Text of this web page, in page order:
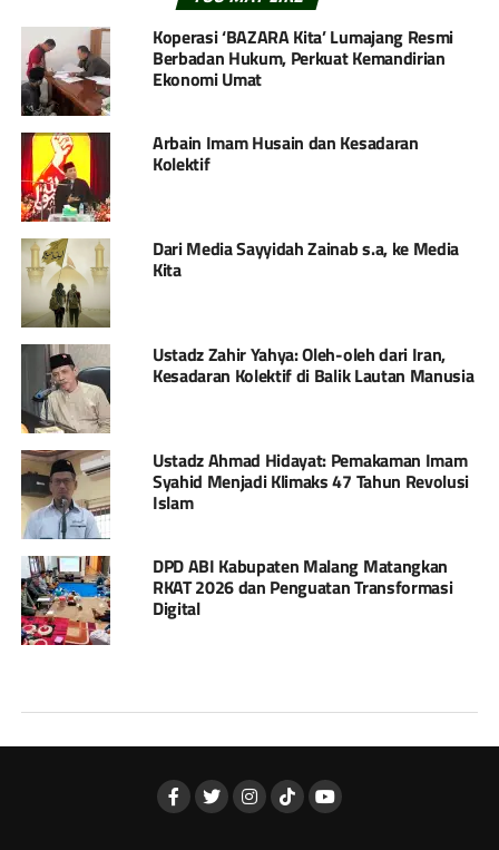
Koperasi ‘BAZARA Kita’ Lumajang Resmi
Berbadan Hukum, Perkuat Kemandirian
Ekonomi Umat
Arbain Imam Husain dan Kesadaran
Kolektif
Dari Media Sayyidah Zainab s.a, ke Media
Kita
Ustadz Zahir Yahya: Oleh-oleh dari Iran,
Kesadaran Kolektif di Balik Lautan Manusia
Ustadz Ahmad Hidayat: Pemakaman Imam
Syahid Menjadi Klimaks 47 Tahun Revolusi
Islam
DPD ABI Kabupaten Malang Matangkan
RKAT 2026 dan Penguatan Transformasi
Digital